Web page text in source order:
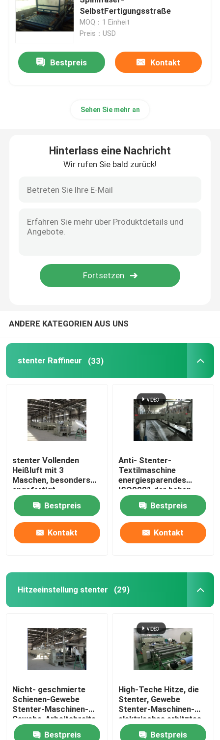
Heißluft Stenter-Maschine
Gewebe-stenter Maschine
Rotationsdruck-Maschine
Zylinder-Schleuder
Reinigungs-und Bleichstrecke
Polyester-Spinnfaser-Fertigungsstraße
SelbstFertigungsstraße
MOQ：1 Einheit
Preis：USD
Bestpreis Kontakt
Sehen Sie mehr an
Hinterlass eine Nachricht
Wir rufen Sie bald zurück!
ANDERE KATEGORIEN AUS UNS
stenter Raffineur (33)
stenter Vollenden
Heißluft mit 3
Maschen, besonders
angefertigt,
Humanisierungsentwurf
Bestpreis
Kontakt
Anti- Stenter-
Textilmaschine
energiesparendes
ISO9001 der hohen
Temperatur
Bestpreis
Kontakt
Hitzeeinstellung stenter (29)
Nicht- geschmierte
Schienen-Gewebe
Stenter-Maschinen-
Gewebe-Arbeitsbreite
1400-3600mm
Bestpreis
High-Teche Hitze, die
Stenter, Gewebe
Stenter-Maschinen-
elektrisches erhitztes
einstellt
Bestpreis